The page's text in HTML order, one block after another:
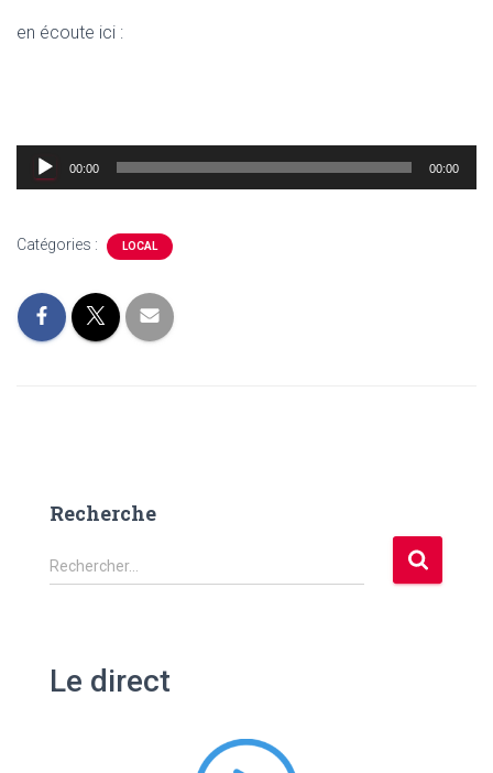
en écoute ici :
Lecteur
audio
00:00 00:00
Catégories : LOCAL
Recherche
R
e
Rechercher…
Le direct